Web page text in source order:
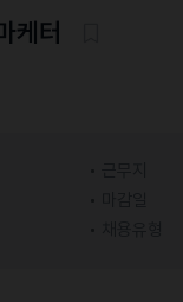
케터